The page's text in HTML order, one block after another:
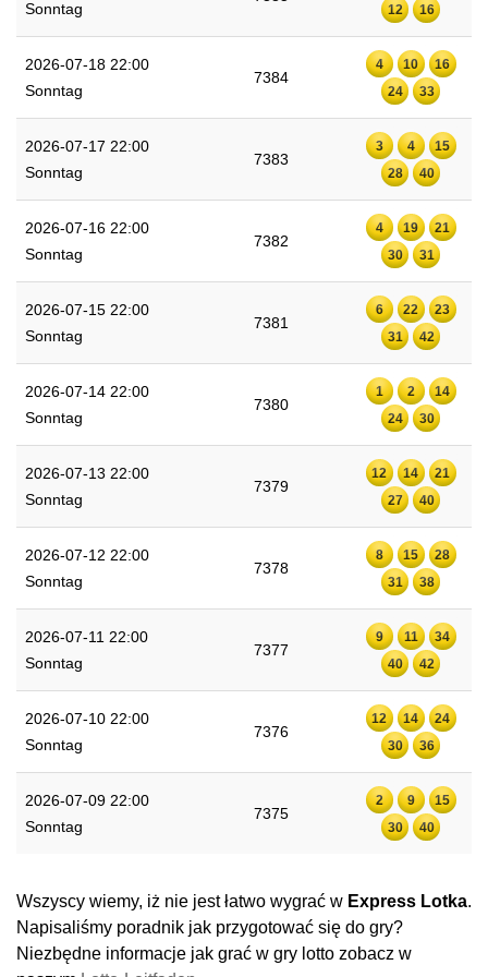
Sonntag 12 16
2026-07-18 22:00
Sonntag
7384
4 10
16
24
33
2026-07-17 22:00
Sonntag
7383
3 4
15
28
40
2026-07-16 22:00
Sonntag
7382
4 19
21
30
31
2026-07-15 22:00
Sonntag
7381
6 22
23
31
42
2026-07-14 22:00
Sonntag
7380
1 2
14
24
30
2026-07-13 22:00
Sonntag
7379
12 14
21
27
40
2026-07-12 22:00
Sonntag
7378
8 15
28
31
38
2026-07-11 22:00
Sonntag
7377
9 11
34
40
42
2026-07-10 22:00
Sonntag
7376
12 14
24
30
36
2026-07-09 22:00
Sonntag
7375
2 9
15
30
40
Wszyscy wiemy, iż nie jest łatwo wygrać w Express Lotka.
Napisaliśmy poradnik jak przygotować się do gry?
Niezbędne informacje jak grać w gry lotto zobacz w